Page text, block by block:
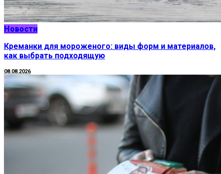
Новости
Креманки для мороженого: виды форм и материалов,
как выбрать подходящую
08.08.2026